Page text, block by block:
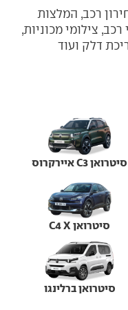
רכב, המלצות
צילומי מכוניות,
דלק ועוד
סיטרואן C3 איירקרוס
סיטרואן C4 X
סיטרואן ברלינגו